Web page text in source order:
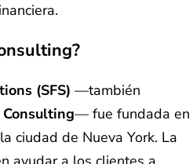
(SFS) —también
— fue fundada en
ciudad de Nueva York. La